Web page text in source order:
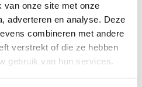
van onze site met onze
adverteren en analyse. Deze
combineren met andere
verstrekt of die ze hebben
gebruik van hun services.
Zion Slalom L
cm
cm